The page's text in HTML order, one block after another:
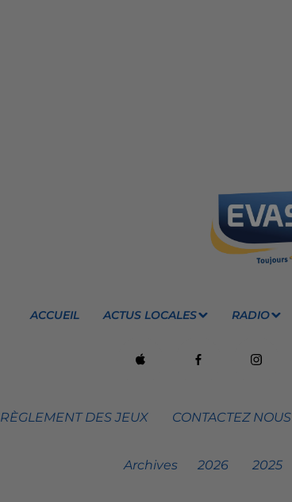
ACCUEIL ACTUS LOCALES RADIO
RÈGLEMENT DES JEUX CONTACTEZ NOUS
Archives 2026 2025